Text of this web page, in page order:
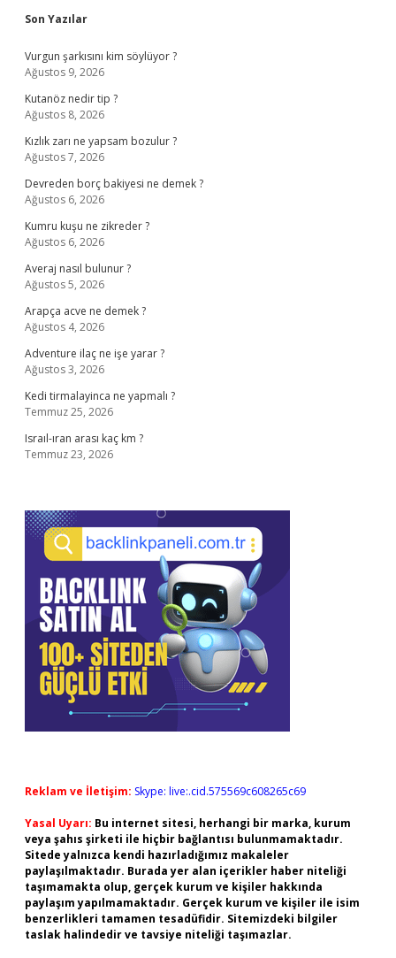
Sidebar
Son Yazılar
Vurgun şarkısını kim söylüyor ?
Ağustos 9, 2026
Kutanöz nedir tip ?
Ağustos 8, 2026
Kızlık zarı ne yapsam bozulur ?
Ağustos 7, 2026
Devreden borç bakiyesi ne demek ?
Ağustos 6, 2026
Kumru kuşu ne zikreder ?
Ağustos 6, 2026
Averaj nasıl bulunur ?
Ağustos 5, 2026
Arapça acve ne demek ?
Ağustos 4, 2026
Adventure ilaç ne işe yarar ?
Ağustos 3, 2026
Kedi tirmalayinca ne yapmalı ?
Temmuz 25, 2026
Israıl-ıran arası kaç km ?
Temmuz 23, 2026
Reklam ve İletişim: Skype: live:.cid.575569c608265c69
Yasal Uyarı: Bu internet sitesi, herhangi bir marka, kurum
veya şahıs şirketi ile hiçbir bağlantısı bulunmamaktadır.
Sitede yalnızca kendi hazırladığımız makaleler
paylaşılmaktadır. Burada yer alan içerikler haber niteliği
taşımamakta olup, gerçek kurum ve kişiler hakkında
paylaşım yapılmamaktadır. Gerçek kurum ve kişiler ile isim
benzerlikleri tamamen tesadüfidir. Sitemizdeki bilgiler
taslak halindedir ve tavsiye niteliği taşımazlar.